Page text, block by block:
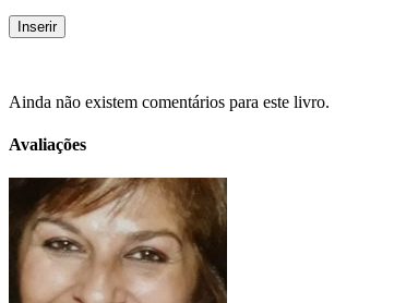
Ainda não existem comentários para este livro.
Avaliações